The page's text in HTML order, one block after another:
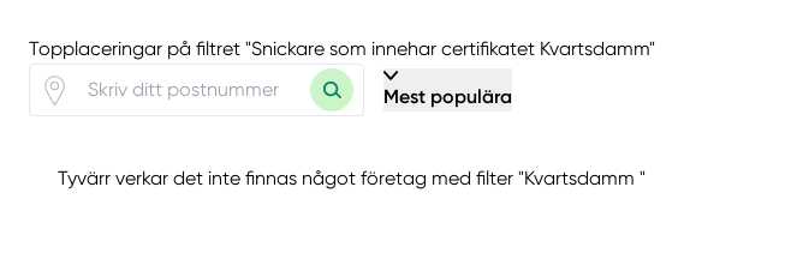
Topplaceringar på filtret "Snickare som innehar certifikatet Kvartsdamm"
Mest populära
Tyvärr verkar det inte finnas något företag med filter "Kvartsdamm "